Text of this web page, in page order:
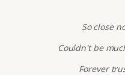
So close
Couldn't be
Forever